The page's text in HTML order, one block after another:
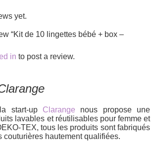
yet.
“Kit de 10 lingettes bébé + box –
in to post a review.
start-up Clarange nous propose une
lavables et réutilisables pour femme et
TEX, tous les produits sont fabriqués
couturières hautement qualifiées.